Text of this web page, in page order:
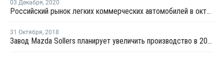
03 Декабря, 2020
Российский рынок легких коммерческих автомобилей в октябре занял шестое место в Европе
31 Октября, 2018
Завод Mazda Sollers планирует увеличить производство в 2018 году почти на 30%